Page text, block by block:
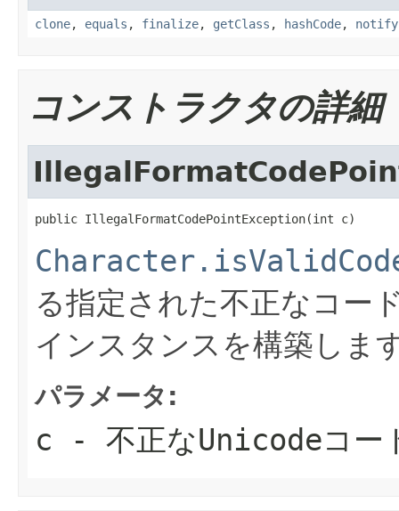
clone, equals , finalize, getClass , hashCode, notify
コンストラクタの詳細
public IllegalFormatCodePointException(int c)
る指定された不正なコー
インスタンスを構築しま
パラメータ:
c - 不正なUnicodeコー